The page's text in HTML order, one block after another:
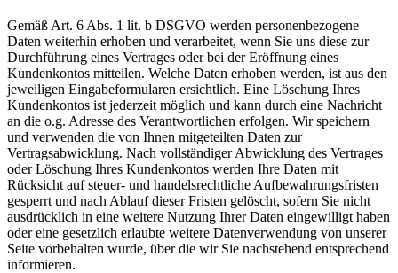
Gemäß Art. 6 Abs. 1 lit. b DSGVO werden personenbezogene
Daten weiterhin erhoben und verarbeitet, wenn Sie uns diese zur
Durchführung eines Vertrages oder bei der Eröffnung eines
Kundenkontos mitteilen. Welche Daten erhoben werden, ist aus den
jeweiligen Eingabeformularen ersichtlich. Eine Löschung Ihres
Kundenkontos ist jederzeit möglich und kann durch eine Nachricht
an die o.g. Adresse des Verantwortlichen erfolgen. Wir speichern
und verwenden die von Ihnen mitgeteilten Daten zur
Vertragsabwicklung. Nach vollständiger Abwicklung des Vertrages
oder Löschung Ihres Kundenkontos werden Ihre Daten mit
Rücksicht auf steuer- und handelsrechtliche Aufbewahrungsfristen
gesperrt und nach Ablauf dieser Fristen gelöscht, sofern Sie nicht
ausdrücklich in eine weitere Nutzung Ihrer Daten eingewilligt haben
oder eine gesetzlich erlaubte weitere Datenverwendung von unserer
Seite vorbehalten wurde, über die wir Sie nachstehend entsprechend
informieren.